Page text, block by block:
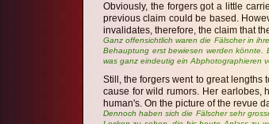
Obviously, the forgers got a little
previous claim could be based.
invalidates, therefore, the claim that
Ganz offensichtlich waren die Fälscher in
Behauptung erst bewiesen werden könnte.
was ganz eindeutig ein Abphotographieren
Still, the forgers went to great lengths
cause for wild rumors. Her earlobes,
human's. On the picture of the revue
Dennoch haben sich die Fälscher sehr